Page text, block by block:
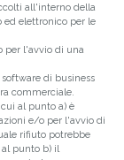
all'interno della
ed elettronico per le
per l'avvio di una
di business
commerciale.
al punto a) è
e/o per l'avvio di
rifiuto potrebbe
punto b) il